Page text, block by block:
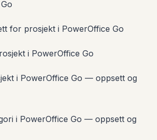
for prosjekt i PowerOffice Go
i PowerOffice Go
i PowerOffice Go — oppsett og
i PowerOffice Go — oppsett og